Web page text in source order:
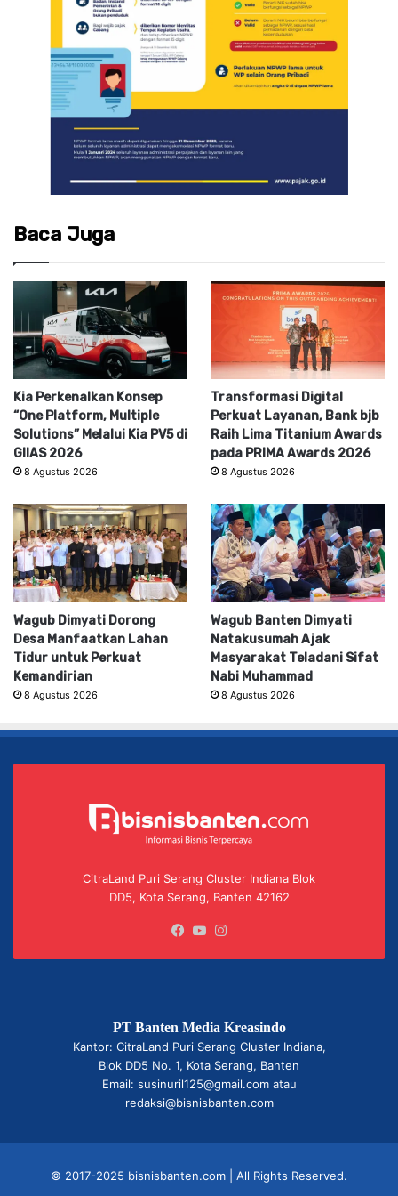
Baca Juga
Kia Perkenalkan Konsep
“One Platform, Multiple
Solutions” Melalui Kia PV5 di
GIIAS 2026
8 Agustus 2026
Transformasi Digital
Perkuat Layanan, Bank bjb
Raih Lima Titanium Awards
pada PRIMA Awards 2026
8 Agustus 2026
Wagub Dimyati Dorong
Desa Manfaatkan Lahan
Tidur untuk Perkuat
Kemandirian
8 Agustus 2026
Wagub Banten Dimyati
Natakusumah Ajak
Masyarakat Teladani Sifat
Nabi Muhammad
8 Agustus 2026
CitraLand Puri Serang Cluster Indiana Blok
DD5, Kota Serang, Banten 42162
Facebook
YouTube
PT Banten Media Kreasindo
Kantor: CitraLand Puri Serang Cluster Indiana,
Blok DD5 No. 1, Kota Serang, Banten
Email: susinuril125@gmail.com atau
redaksi@bisnisbanten.com
© 2017-2025 bisnisbanten.com | All Rights Reserved.